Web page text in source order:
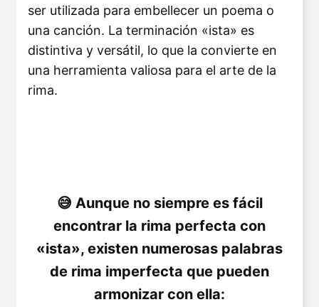
ser utilizada para embellecer un poema o
una canción. La terminación «ista» es
distintiva y versátil, lo que la convierte en
una herramienta valiosa para el arte de la
rima.
Aunque no siempre es fácil
encontrar la rima perfecta con
«ista», existen numerosas palabras
de rima imperfecta que pueden
armonizar con ella: